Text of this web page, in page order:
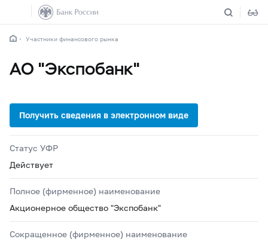
Участники финансового рынка
АО "Экспобанк"
Статус УФР
Действует
Полное (фирменное) наименование
Акционерное общество "Экспобанк"
Сокращенное (фирменное) наименование